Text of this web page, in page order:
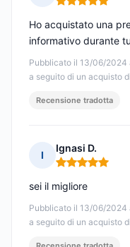
Nota: 5 su 5
Pubblicato il 13/06/2024
a seguito di un acquisto
Ho acquistato una
informativo durante
Recensione tradotta
I
Ignasi D.
Nota: 5 su 5
Pubblicato il 13/06/2024
a seguito di un acquisto
sei il migliore